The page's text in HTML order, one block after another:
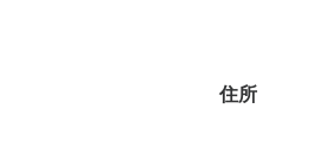
住所